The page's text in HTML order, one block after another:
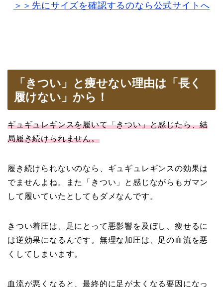
＞＞先にサイズを確認するのなら公式サイトへ
「きつい」と痩せない理由は「長く
履けない」から！
ギュギュレギンスを履いて「きつい」と感じたら、結
局履き続けられません。
履き続けられないのなら、ギュギュレギンスの効果は
でませんよね。また「きつい」と感じながらもガマン
して履いていたとしてもダメなんです。
きつい着圧は、足にとって悪影響を及ぼし、痩せるに
は逆効果になるんです。無理な加圧は、足の血流を悪
くしてしまいます。
血流が悪くなると、最終的に足が太くなる要因になっ